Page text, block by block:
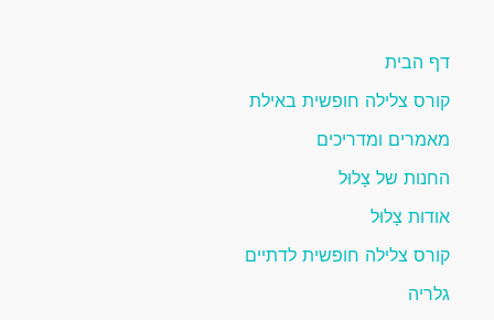
דף הבית
קורס צלילה חופשית באילת
מאמרים ומדריכים
החנות של צָלוּל
אודות צָלוּל
קורס צלילה חופשית לדתיים
גלריה